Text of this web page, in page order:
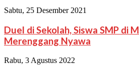
Sabtu, 25 Desember 2021
Duel di Sekolah, Siswa SMP di
Merenggang Nyawa
Rabu, 3 Agustus 2022